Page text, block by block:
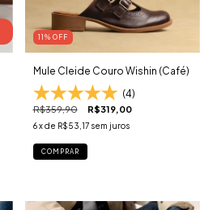
11 % OFF
Mule Cleide Couro Wishin (Café)
(4)
R$359,90 R$319,00
6 x de R$53,17 sem juros
COMPRAR